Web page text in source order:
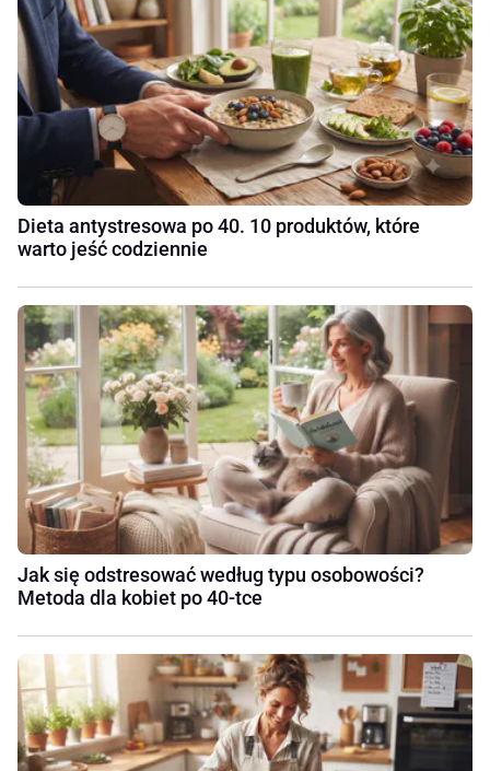
Dieta antystresowa po 40. 10 produktów, które
warto jeść codziennie
Jak się odstresować według typu osobowości?
Metoda dla kobiet po 40-tce